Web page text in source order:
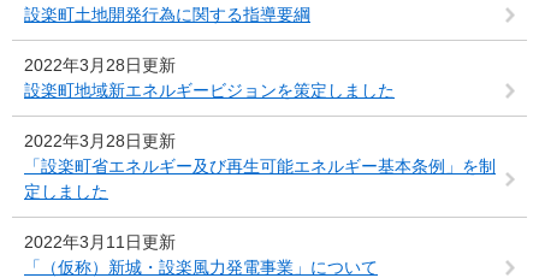
設楽町土地開発行為に関する指導要綱
2022年3月28日更新
設楽町地域新エネルギービジョンを策定しました
2022年3月28日更新
「設楽町省エネルギー及び再生可能エネルギー基本条例」を制
定しました
2022年3月11日更新
「（仮称）新城・設楽風力発電事業」について